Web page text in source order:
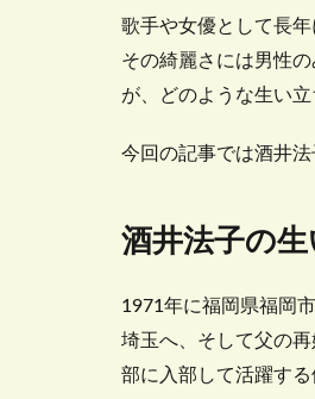
歌手や女優として長
その綺麗さには男性
が、どのような生い
今回の記事では酒井
酒井法子の生
1971年に福岡県福岡
埼玉へ、そして父の
部に入部して活躍す